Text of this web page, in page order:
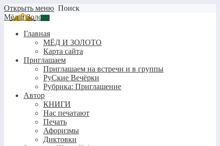
Открыть меню Поиск
Мёд и Золото
Главная
МЁД И ЗОЛОТО
Карта сайта
Приглашаем
Приглашаем на встречи и в группы
РуСкие Вечёрки
Рубрика: Приглашение
Автор
КНИГИ
Нас печатают
Печать
Афоризмы
Диктовки